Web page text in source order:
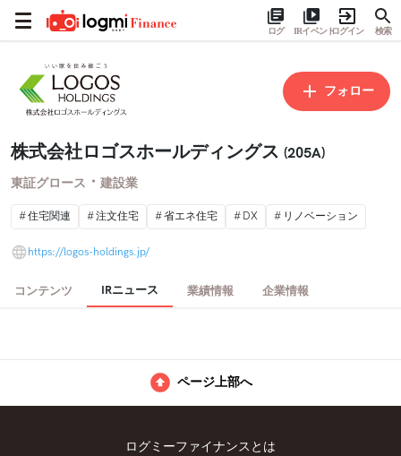
ログ IRイベントログイン 検索
フォロー
株式会社ロゴスホールディングス (205A)
東証グロース ・ 建設業
住宅関連 注文住宅 省エネ住宅 DX リノベーション
https://logos-holdings.jp/
コンテンツ IRニュース 業績情報 企業情報
ページ上部へ
ログミーファイナンスとは